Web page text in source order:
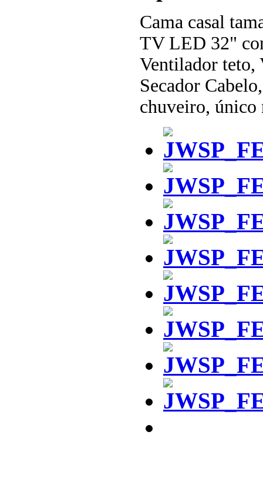
Cama casal
TV LED 32"
Ventilador teto,
Secador Cabelo,
chuveiro, único